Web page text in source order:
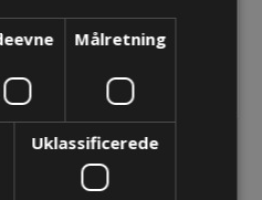
Målretning
Uklassificerede